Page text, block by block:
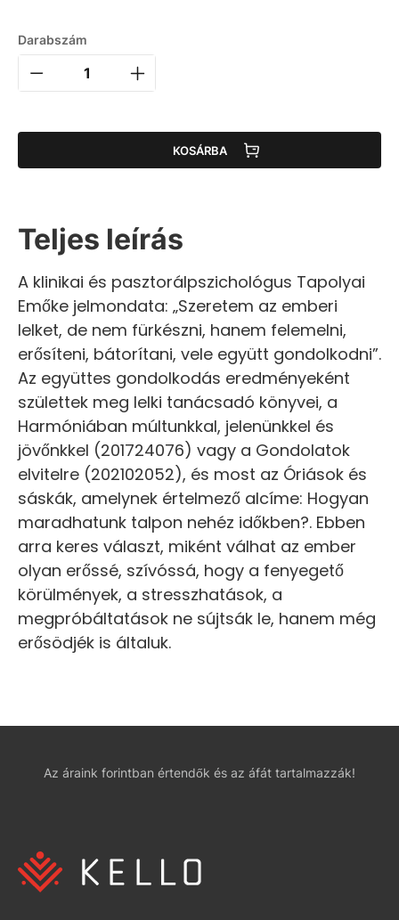
Darabszám
KOSÁRBA
Teljes leírás
A klinikai és pasztorálpszichológus Tapolyai
Emőke jelmondata: „Szeretem az emberi
lelket, de nem fürkészni, hanem felemelni,
erősíteni, bátorítani, vele együtt gondolkodni”.
Az együttes gondolkodás eredményeként
születtek meg lelki tanácsadó könyvei, a
Harmóniában múltunkkal, jelenünkkel és
jövőnkkel (201724076) vagy a Gondolatok
elvitelre (202102052), és most az Óriások és
sáskák, amelynek értelmező alcíme: Hogyan
maradhatunk talpon nehéz időkben?. Ebben
arra keres választ, miként válhat az ember
olyan erőssé, szívóssá, hogy a fenyegető
körülmények, a stresszhatások, a
megpróbáltatások ne sújtsák le, hanem még
erősödjék is általuk.
Az áraink forintban értendők és az áfát tartalmazzák!